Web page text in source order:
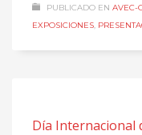
PUBLICADO EN AVEC-
EXPOSICIONES,
Día Internacional